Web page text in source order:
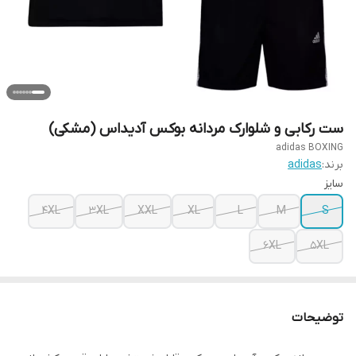
ست رکابی و شلوارک مردانه بوکس آدیداس (مشکی)
adidas BOXING
برند:adidas
سایز
S
M
L
XL
XXL
3XL
4XL
5XL
6XL
توضیحات